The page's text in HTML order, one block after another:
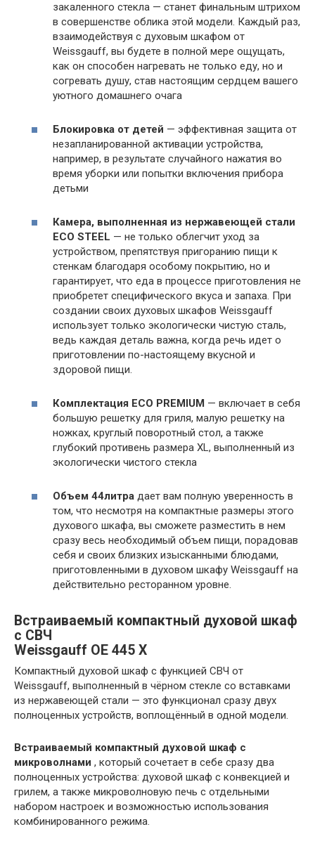
закаленного стекла — станет финальным штрихом
в совершенстве облика этой модели. Каждый раз,
взаимодействуя с духовым шкафом от
Weissgauff, вы будете в полной мере ощущать,
как он способен нагревать не только еду, но и
согревать душу, став настоящим сердцем вашего
уютного домашнего очага
Блокировка от детей — эффективная защита от
незапланированной активации устройства,
например, в результате случайного нажатия во
время уборки или попытки включения прибора
детьми
Камера, выполненная из нержавеющей стали
ECO STEEL — не только облегчит уход за
устройством, препятствуя пригоранию пищи к
стенкам благодаря особому покрытию, но и
гарантирует, что еда в процессе приготовления не
приобретет специфического вкуса и запаха. При
создании своих духовых шкафов Weissgauff
использует только экологически чистую сталь,
ведь каждая деталь важна, когда речь идет о
приготовлении по-настоящему вкусной и
здоровой пищи.
Комплектация ECO PREMIUM — включает в себя
большую решетку для гриля, малую решетку на
ножках, круглый поворотный стол, а также
глубокий противень размера XL, выполненный из
экологически чистого стекла
Объем 44литра дает вам полную уверенность в
том, что несмотря на компактные размеры этого
духового шкафа, вы сможете разместить в нем
сразу весь необходимый объем пищи, порадовав
себя и своих близких изысканными блюдами,
приготовленными в духовом шкафу Weissgauff на
действительно ресторанном уровне.
Встраиваемый компактный духовой шкаф
с СВЧ
Weissgauff OE 445 X
Компактный духовой шкаф с функцией СВЧ от
Weissgauff, выполненный в чёрном стекле со вставками
из нержавеющей стали — это функционал сразу двух
полноценных устройств, воплощённый в одной модели.
Встраиваемый компактный духовой шкаф с
микроволнами , который сочетает в себе сразу два
полноценных устройства: духовой шкаф с конвекцией и
грилем, а также микроволновую печь с отдельными
набором настроек и возможностью использования
комбинированного режима.